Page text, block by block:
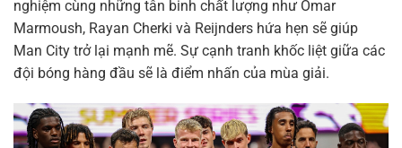
nghiệm cùng những tân binh chất lượng như Omar
Marmoush, Rayan Cherki và Reijnders hứa hẹn sẽ giúp
Man City trở lại mạnh mẽ. Sự cạnh tranh khốc liệt giữa các
đội bóng hàng đầu sẽ là điểm nhấn của mùa giải.